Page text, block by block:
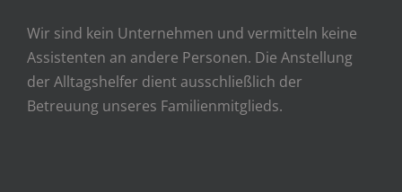
Wir sind kein Unternehmen und vermitteln keine
Assistenten an andere Personen. Die Anstellung
der Alltagshelfer dient ausschließlich der
Betreuung unseres Familienmitglieds.